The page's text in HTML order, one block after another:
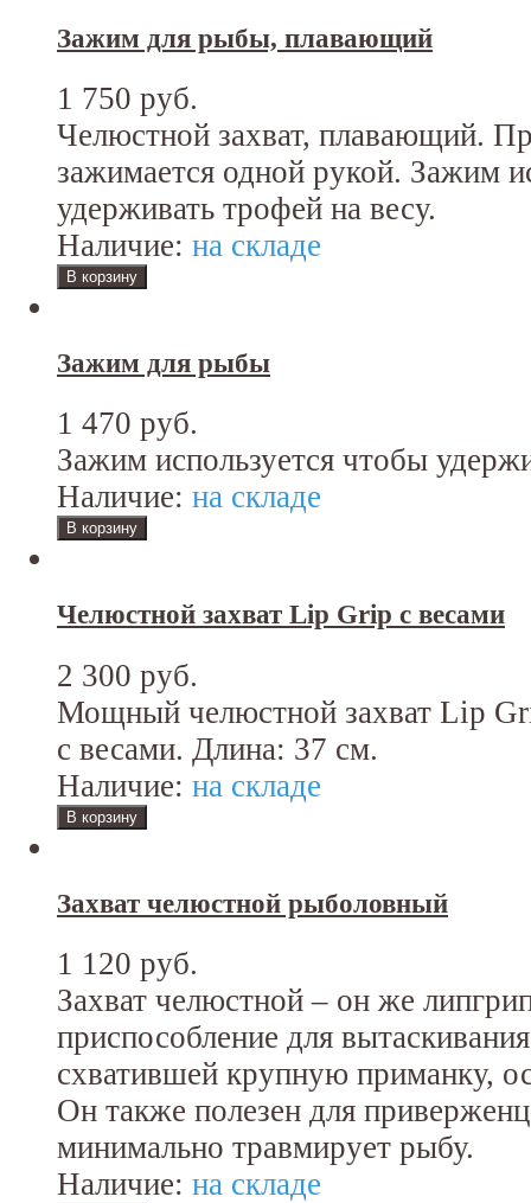
Зажим для рыбы, плавающий
1 750 руб.
Челюстной захват, плавающий.
зажимается одной рукой. Зажим
удерживать трофей на весу.
Наличие: на складе
Зажим для рыбы
1 470 руб.
Зажим используется чтобы
Наличие: на складе
Челюстной захват Lip Grip с весами
2 300 руб.
Мощный челюстной захват Lip
с весами. Длина: 37 см.
Наличие: на складе
Захват челюстной рыболовный
1 120 руб.
Захват челюстной – он же
приспособление для
схватившей крупную приманку,
Он также полезен для
минимально травмирует рыбу.
Наличие: на складе